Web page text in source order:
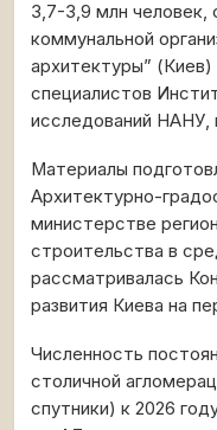
3,7-3,9 млн человек,
коммунальной
архитектуры” (Киев)
специалистов
исследований НАНУ,
Материалы
Архитектурно-
министерстве
строительства в
рассматривалась
развития Киева на
Численность
столичной
спутники) к 2026